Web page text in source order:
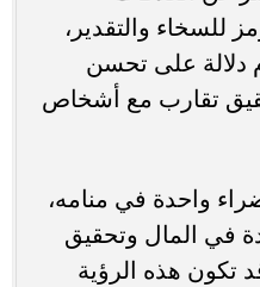
للسخاء والتقدير،
دلالة على تحسن
تقارب مع أشخاص
واحدة في منامه،
في المال وتحقيق
تكون هذه الرؤية